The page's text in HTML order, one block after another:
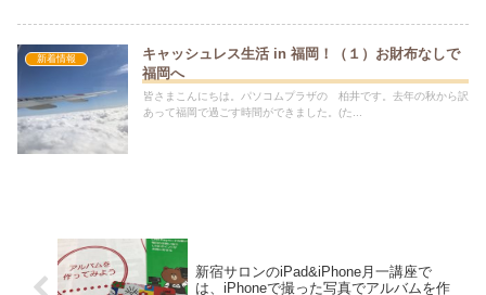
新着情報
キャッシュレス生活 in 福岡！（１）お財布なしで
福岡へ
皆さまこんにちは。パソコムプラザの 柏井です。去年の秋から訳
あって福岡で過ごす時間ができました。(た...
新宿サロンのiPad&iPhone月一講座で
は、iPhoneで撮った写真でアルバムを作